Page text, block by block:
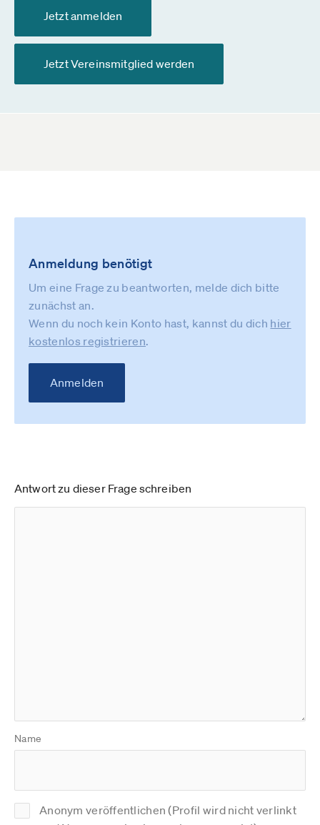
Jetzt anmelden
Jetzt Vereinsmitglied werden
Anmeldung benötigt
Um eine Frage zu beantworten, melde dich bitte
zunächst an.
Wenn du noch kein Konto hast, kannst du dich hier
kostenlos registrieren.
Anmelden
Antwort zu dieser Frage schreiben
Name
Anonym veröffentlichen (Profil wird nicht verlinkt